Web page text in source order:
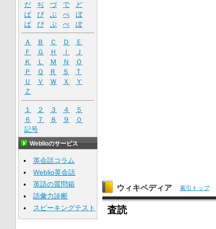
ウィキペディア 索引トップ
査読
だ
ぢ づ で
ど
ば
び ぶ べ
ぼ
ぱ
ぴ ぷ ぺ ぽ
Ａ Ｂ Ｃ Ｄ
Ｅ
Ｆ
Ｇ Ｈ Ｉ
Ｊ
Ｋ
Ｌ Ｍ Ｎ
Ｏ
Ｐ
Ｑ Ｒ Ｓ
Ｔ
Ｕ
Ｖ Ｗ Ｘ
Ｙ
Ｚ
１ ２ ３ ４
５
６
７ ８ ９
０
記号
Weblioのサービス
英会話コラム
Weblio英会話
英語の質問箱
語彙力診断
スピーキングテスト